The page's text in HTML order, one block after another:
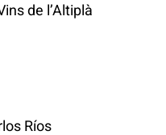
de l’Altiplà
Ríos